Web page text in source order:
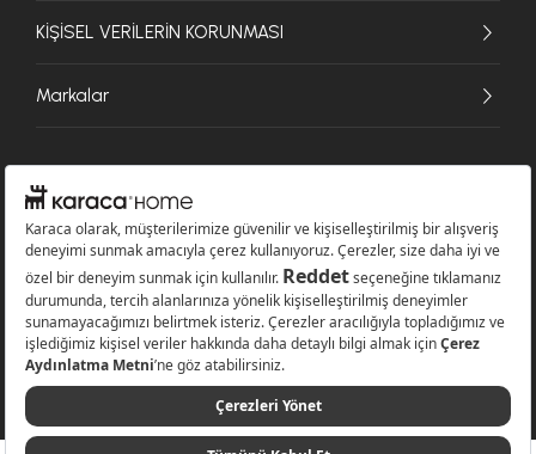
KİŞİSEL VERİLERİN KORUNMASI
Markalar
© 2026 Karaca Home Collection Tekstil Sanayi ve Ticaret A.Ş. - Tüm hakları
saklıdır.